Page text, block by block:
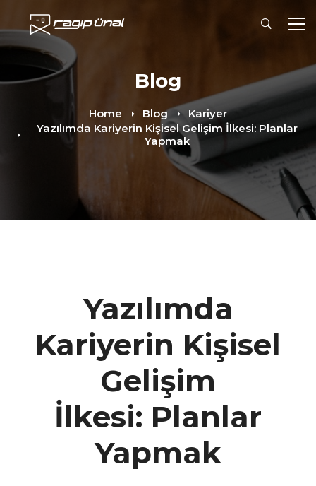
Blog
Home Blog
Kariyer
Yazılımda Kariyerin Kişisel Gelişim İlkesi: Planlar
Yapmak
Yazılımda
Kariyerin Kişisel
Gelişim
İlkesi: Planlar
Yapmak